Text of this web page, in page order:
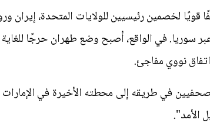
قويًا لخصمين رئيسيين للولايات المتحدة،
سوريا. في الواقع، أصبح وضع طهران حرجًا
نووي مفاجئ.
في طريقه إلى محطته الأخيرة في
الأمد".